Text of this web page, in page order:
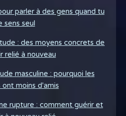
parler à des gens quand tu
sens seul
: des moyens concrets de
relié à nouveau
masculine : pourquoi les
ont moins d'amis
rupture : comment guérir et